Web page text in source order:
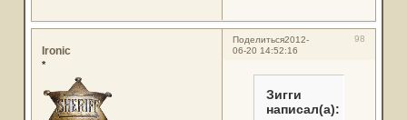
Поделиться 98
2012-
06-20 14:52:16
Ironic
*
Зигги
написал(а):